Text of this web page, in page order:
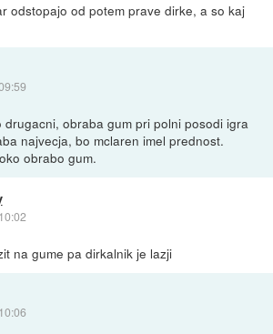
odstopajo od potem prave dirke, a so kaj
drugacni, obraba gum pri polni posodi igra
najvecja, bo mclaren imel prednost.
obrabo gum.
na gume pa dirkalnik je lazji